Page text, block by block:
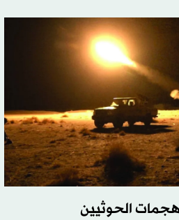
الحوثيين